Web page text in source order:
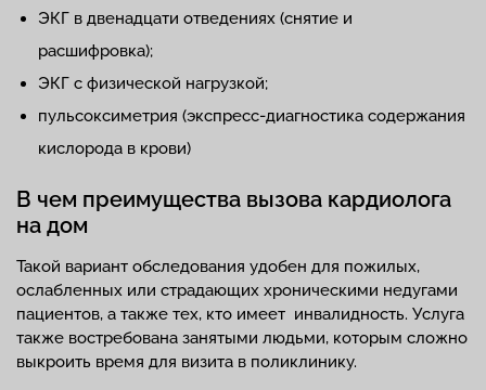
ЭКГ в двенадцати отведениях (снятие и
расшифровка);
ЭКГ с физической нагрузкой;
пульсоксиметрия (экспресс-диагностика содержания
кислорода в крови)
В чем преимущества вызова кардиолога
на дом
Такой вариант обследования удобен для пожилых,
ослабленных или страдающих хроническими недугами
пациентов, а также тех, кто имеет инвалидность. Услуга
также востребована занятыми людьми, которым сложно
выкроить время для визита в поликлинику.